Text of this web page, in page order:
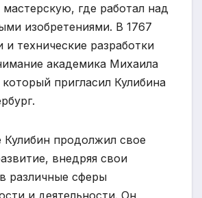
где работал над
изобретениями. В 1767
и технические разработки
академика Михаила
пригласил Кулибина
Кулибин продолжил свое
внедряя свои
различные сферы
и деятельности. Он